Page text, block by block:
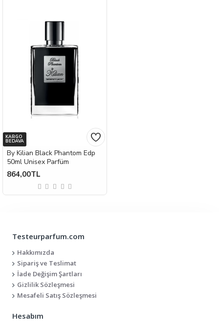
KARGO
BEDAVA
By Kilian Black Phantom Edp
50ml Unisex Parfüm
864,00TL
Testeurparfum.com
Hakkımızda
Sipariş ve Teslimat
İade Değişim Şartları
Gizlilik Sözleşmesi
Mesafeli Satış Sözleşmesi
Hesabım